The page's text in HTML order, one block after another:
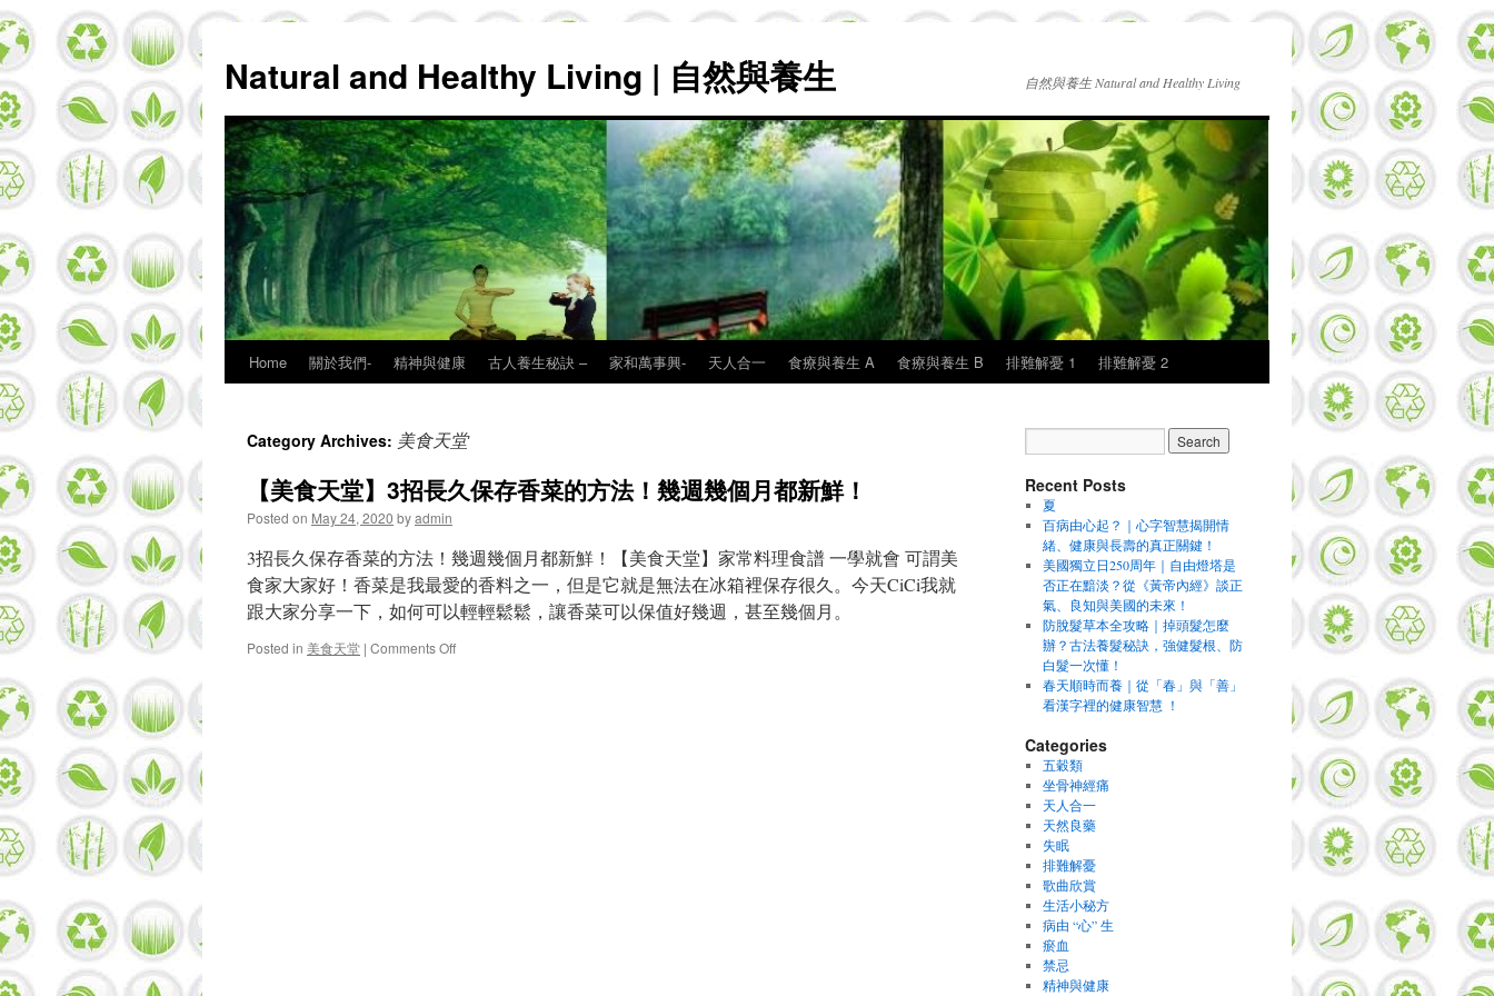
Natural and Healthy Living | 自然與養生 自然與養生 Natural and Healthy Living
Skip
content
Home 關於我們- 精神與健康 古人養生秘訣 – 家和萬事興- 天人合一 食療與養生 A 食療與養生 B 排難解憂 1 排難解憂 2
Category Archives: 美食天堂
【美食天堂】3招長久保存香菜的方法！幾週幾個月都新鮮！
Posted on May 24, 2020 byadmin
3招長久保存香菜的方法！幾週幾個月都新鮮！【美食天堂】家常料理食譜 一學就會 可謂美
食家大家好！香菜是我最愛的香料之一，但是它就是無法在冰箱裡保存很久。今天CiCi我就
跟大家分享一下，如何可以輕輕鬆鬆，讓香菜可以保值好幾週，甚至幾個月。
Posted in 美食天堂 | Comments Offon
Recent Posts
夏
百病由心起？｜心字智慧揭開情
緒、健康與長壽的真正關鍵！
美國獨立日250周年｜自由燈塔是
否正在黯淡？從《黃帝內經》談正
氣、良知與美國的未來！
防脫髮草本全攻略｜掉頭髮怎麼
辦？古法養髮秘訣，強健髮根、防
白髮一次懂！
春天順時而養｜從「春」與「善」
看漢字裡的健康智慧 ！
Categories
五穀類
坐骨神經痛
天人合一
天然良藥
失眠
排難解憂
歌曲欣賞
生活小秘方
病由 “心” 生
瘀血
禁忌
精神與健康